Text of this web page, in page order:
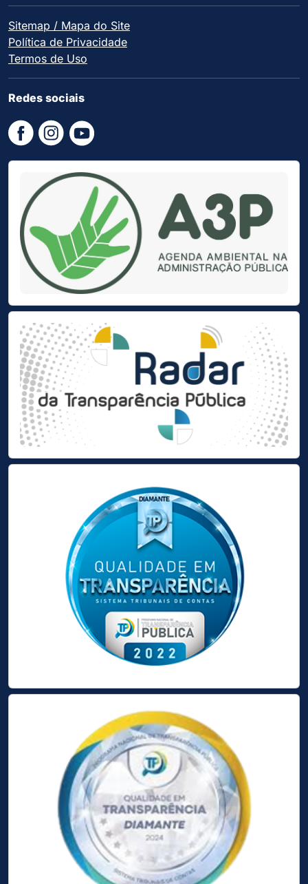
Sitemap / Mapa do Site
Política de Privacidade
Termos de Uso
Redes sociais